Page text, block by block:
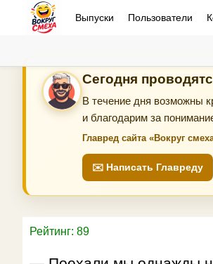
Выпуски Пользователи
Сегодня
В течение дня возможны
и благодарим за
Главред сайта «Вокруг
✉️ Написать Главреду
Рейтинг: 89